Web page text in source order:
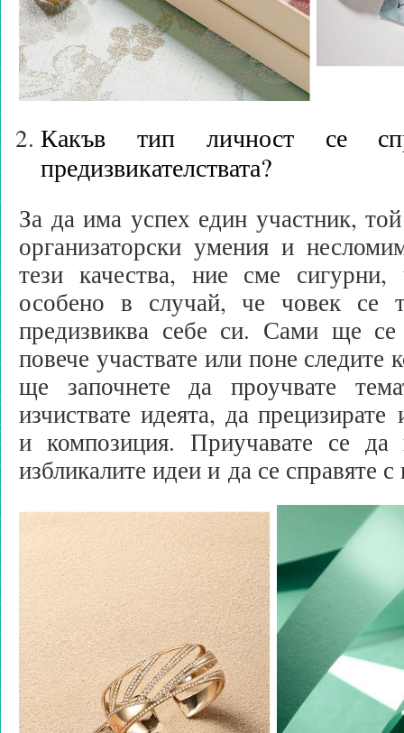
Какъв тип личност се
предизвикателствата?
За да има успех един участник,
организаторски умения и
тези качества, ние сме
особено в случай, че човек се
предизвиква себе си. Сами ще се
повече участвате или поне следите
ще започнете да проучвате
изчиствате идеята, да прецизирате
и композиция. Приучавате се да
избликалите идеи и да се справяте